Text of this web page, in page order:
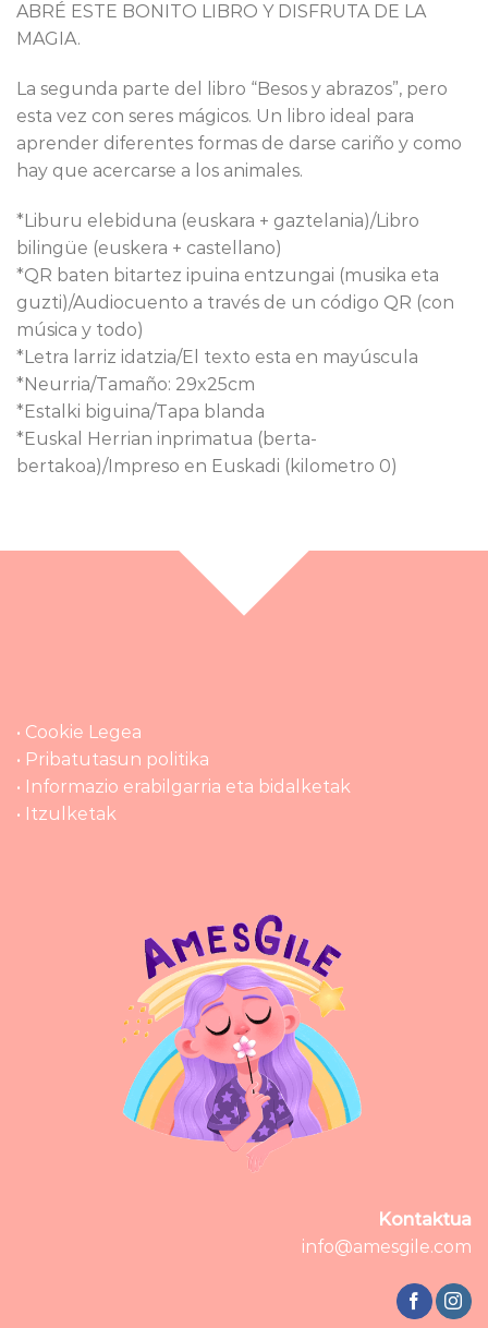
ABRÉ ESTE BONITO LIBRO Y DISFRUTA DE LA
MAGIA.
La segunda parte del libro “Besos y abrazos”, pero
esta vez con seres mágicos. Un libro ideal para
aprender diferentes formas de darse cariño y como
hay que acercarse a los animales.
*Liburu elebiduna (euskara + gaztelania)/Libro
bilingüe (euskera + castellano)
*QR baten bitartez ipuina entzungai (musika eta
guzti)/Audiocuento a través de un código QR (con
música y todo)
*Letra larriz idatzia/El texto esta en mayúscula
*Neurria/Tamaño: 29x25cm
*Estalki biguina/Tapa blanda
*Euskal Herrian inprimatua (berta-
bertakoa)/Impreso en Euskadi (kilometro 0)
• Cookie Legea
• Pribatutasun politika
• Informazio erabilgarria eta bidalketak
• Itzulketak
Kontaktua
info@amesgile.com